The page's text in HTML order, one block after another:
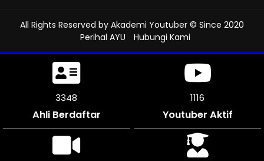
All Rights Reserved by Akademi Youtuber © Since 2020
Perihal AYU
Hubungi Kami
3834
Ahli Berdaftar
1278
Youtuber Aktif